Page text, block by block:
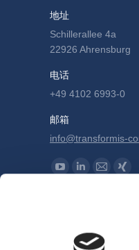
地址
Schillerallee 4a
22926 Ahrensburg
电话
+49 4102 6993-0
邮箱
info@transformis-
Find us on:
YouTube
new
Linkedin
new
Mail
new